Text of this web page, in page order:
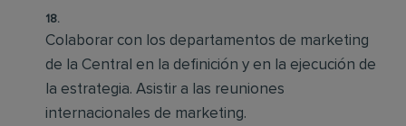
Colaborar con los departamentos de marketing
de la Central en la definición y en la ejecución de
la estrategia. Asistir a las reuniones
internacionales de marketing.